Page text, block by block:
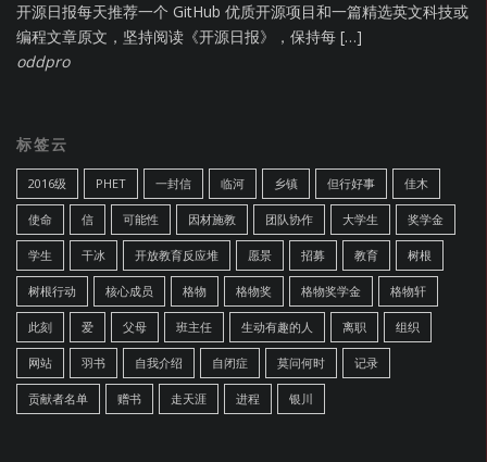
开源日报每天推荐一个 GitHub 优质开源项目和一篇精选英文科技或
编程文章原文，坚持阅读《开源日报》，保持每 […]
oddpro
标签云
2016级 PHET 一封信 临河 乡镇 但行好事 佳木
使命 信 可能性 因材施教 团队协作 大学生 奖学金
学生 干冰 开放教育反应堆 愿景 招募 教育 树根
树根行动 核心成员 格物 格物奖 格物奖学金 格物轩
此刻 爱 父母 班主任 生动有趣的人 离职 组织
网站 羽书 自我介绍 自闭症 莫问何时 记录
贡献者名单 赠书 走天涯 进程 银川